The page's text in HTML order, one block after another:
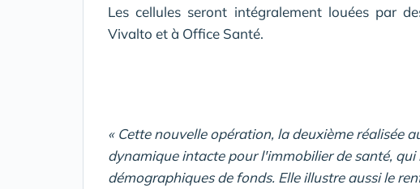
Les cellules seront intégralement louées par
Vivalto et à Office Santé.
« Cette nouvelle opération, la deuxième réalisée
dynamique intacte pour l'immobilier de santé,
démographiques de fonds. Elle illustre aussi le